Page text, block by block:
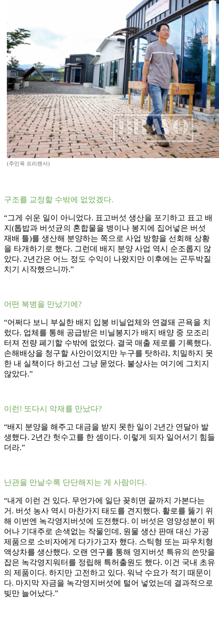
(주민욱 프리랜서)
구조를 교정할 수밖에 없었겠다.
“그게 쉬운 일이 아니었다. 표고버섯 생산을 포기하고 표고 배
지(톱밥과 버섯균의 혼합물을 병이나 봉지에 집어넣은 버섯
재배 틀)를 생산해 분양하는 쪽으로 사업 방향을 선회해 상황
을 타개하기로 했다. 그런데 배지 분양 사업 역시 순조롭지 않
았다. 2년간은 어느 정도 수익이 나왔지만 이후에는 곤두박질
치기 시작했으니까.”
어떤 복병을 만났기에?
“어쩌다 보니 부실한 배지 입봉 비닐업체와 연결돼 곤욕을 치
렀다. 업체를 통해 공급받은 비닐봉지가 배지 배양 중 모조리
터져 전량 폐기할 수밖에 없었다. 결국 매출 제로를 기록했다.
손해배상을 청구할 사안이었지만 누구를 탓하랴, 치밀하지 못
한 내 실책이다 하고선 그냥 묻었다. 불상사는 여기에 그치지
않았다.”
이런! 또다시 악재를 만났다?
“배지 분양을 해주고 대금을 받지 못한 일이 2년간 연달아 발
생했다. 2년간 헛수고를 한 셈이다. 이렇게 되자 일어서기 힘들
더라.”
난관을 만날수록 단단해지는 게 사람이다.
“내게 이런 건 있다. 무언가에 일단 꽂히면 끝까지 가본다는
거. 버섯 농사 역시 마찬가지 태도를 견지했다. 활로를 뚫기 위
해 이번엔 녹각영지버섯에 도전했다. 이 버섯은 영양성분이 뛰
어나 기대주로 손색없는 작물인데, 원물 생산 판매 대신 가공
제품으로 소비자에게 다가가고자 했다. 스틱형 또는 파우치형
액상차를 생산했다. 오랜 연구를 통해 영지버섯 특유의 쓴맛을
잡은 녹각영지워터를 정립해 특허출원도 했다. 이건 국내 초유
의 제품이다. 하지만 고전하고 있다. 워낙 수요가 적기 때문이
다. 마지막 자금을 녹각영지버섯에 털어 넣었는데 결과적으로
빚만 늘어났다.”